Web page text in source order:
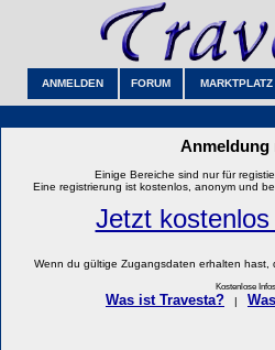
ANMELDEN FORUM MARKTPLATZ
Anmeldung
Einige Bereiche sind nur für
Eine registrierung ist kostenlos, anonym und
Jetzt
Wenn du gültige Zugangsdaten erhalten hast,
Kostenlose
Was ist Travesta?